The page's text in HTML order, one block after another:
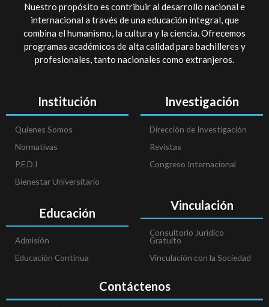
Nuestro propósito es contribuir al desarrollo nacional e
internacional a través de una educación integral, que
combina el humanismo, la cultura y la ciencia. Ofrecemos
programas académicos de alta calidad para bachilleres y
profesionales, tanto nacionales como extranjeros.
Institución
Quienes Somos
Normativas
P.E.D.I
Bienestar Universitario
Educación
Admisión
Educación Continua
Investigación
Dirección de Investigación
Revistas
Congreso Internacional
Vinculación
Consultorio Jurídico
Gratuito
Vinculación con la Sociedad
Contáctenos